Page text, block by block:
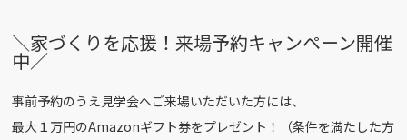
＼家づくりを応援！来場予約キャンペーン開催
中／
事前予約のうえ見学会へご来場いただいた方には、
最大１万円のAmazonギフト券をプレゼント！（条件を満たした方